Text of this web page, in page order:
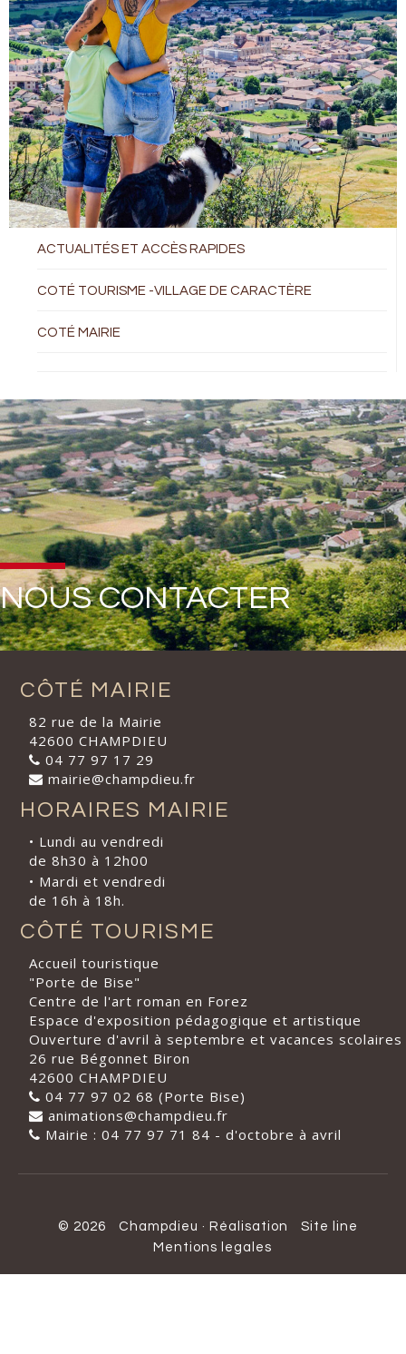
ACTUALITÉS ET ACCÈS RAPIDES
COTÉ TOURISME -VILLAGE DE CARACTÈRE
COTÉ MAIRIE
NOUS CONTACTER
CÔTÉ MAIRIE
82 rue de la Mairie
42600 CHAMPDIEU
04 77 97 17 29
mairie@champdieu.fr
HORAIRES MAIRIE
• Lundi au vendredi
de 8h30 à 12h00
• Mardi et vendredi
de 16h à 18h.
CÔTÉ TOURISME
Accueil touristique
"Porte de Bise"
Centre de l'art roman en Forez
Espace d'exposition pédagogique et artistique
Ouverture d'avril à septembre et vacances scolaires
26 rue Bégonnet Biron
42600 CHAMPDIEU
04 77 97 02 68 (Porte Bise)
animations@champdieu.fr
Mairie : 04 77 97 71 84 - d'octobre à avril
© 2026 Champdieu · Réalisation
Site line
Mentions legales